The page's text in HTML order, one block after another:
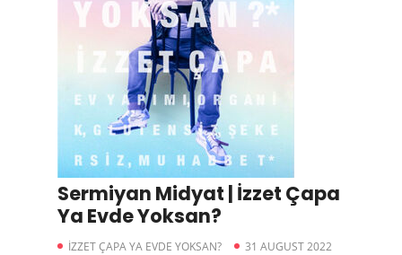
Sermiyan Midyat | İzzet Çapa
Ya Evde Yoksan?
İZZET ÇAPA YA EVDE YOKSAN? 31 AUGUST 2022